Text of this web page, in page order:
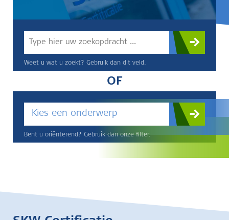
Weet u wat u zoekt? Gebruik dan dit veld.
OF
Kies een onderwerp
Bent u oriënterend? Gebruik dan onze filter.